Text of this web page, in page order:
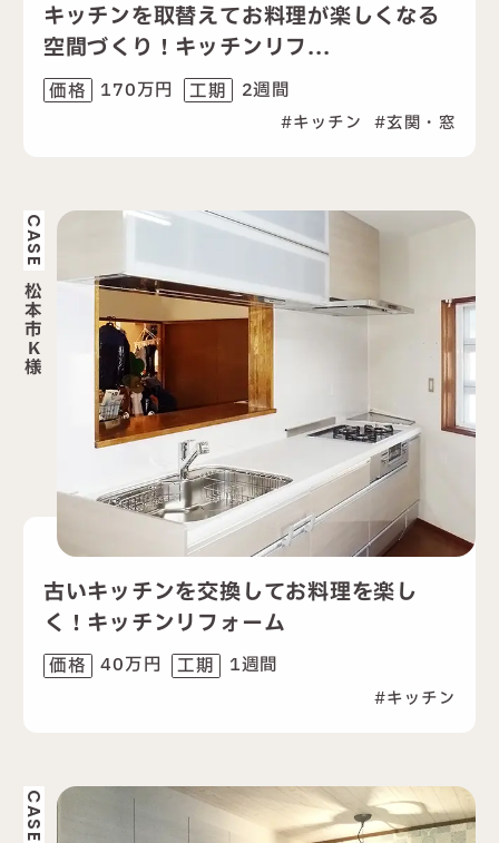
キッチンを取替えてお料理が楽しくなる
空間づくり！キッチンリフ...
価格 170万円 工期 2週間
キッチン 玄関・窓
CASE
松
本
市
K
様
古いキッチンを交換してお料理を楽し
く！キッチンリフォーム
価格 40万円 工期 1週間
キッチン
CASE